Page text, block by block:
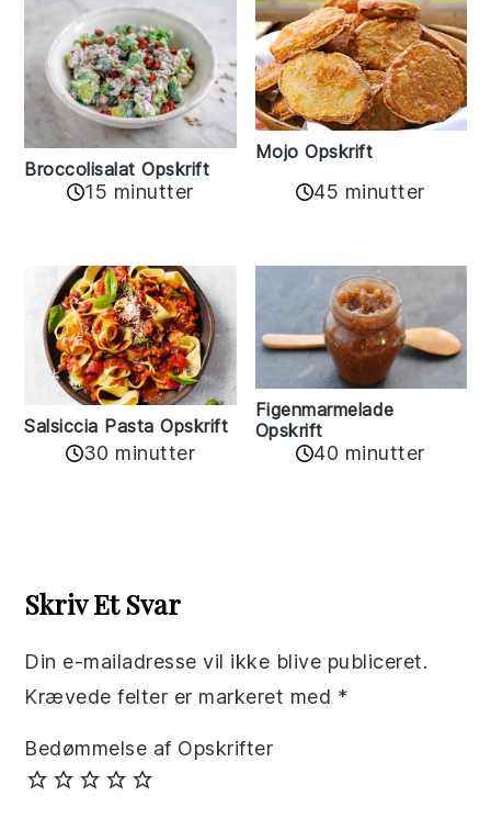
Broccolisalat Opskrift
15 minutter
Mojo Opskrift
45 minutter
Salsiccia Pasta Opskrift
30 minutter
Figenmarmelade
Opskrift
40 minutter
Interactions
Skriv Et Svar
Din e-mailadresse vil ikke blive publiceret.
Krævede felter er markeret med *
Bedømmelse af Opskrifter